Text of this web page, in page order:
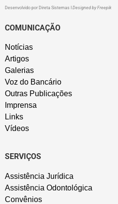
Desenvolvido por Direta Sistemas Designed by Freepik
COMUNICAÇÃO
Notícias
Artigos
Galerias
Voz do Bancário
Outras Publicações
Imprensa
Links
Vídeos
SERVIÇOS
Assistência Jurídica
Assistência Odontológica
Convênios